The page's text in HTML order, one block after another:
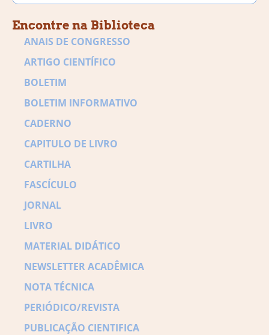
Encontre na Biblioteca
ANAIS DE CONGRESSO
ARTIGO CIENTÍFICO
BOLETIM
BOLETIM INFORMATIVO
CADERNO
CAPITULO DE LIVRO
CARTILHA
FASCÍCULO
JORNAL
LIVRO
MATERIAL DIDÁTICO
NEWSLETTER ACADÊMICA
NOTA TÉCNICA
PERIÓDICO/REVISTA
PUBLICAÇÃO CIENTIFICA